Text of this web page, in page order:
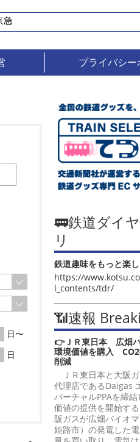
プライバシー
日〜
日
🚃鉄道ダイ
リ
鉄道趣味をもっと楽し
https://
l_contents/tdr/
📶速報
👉ＪＲ東日本 広畑
環境価値を購入
削減
ＪＲ東日本と大阪
代理店であるDaigas
バーチャルPPAを締
価値の提供を開始す
阪ガスが広畑バイオ
姫路市）の発電した